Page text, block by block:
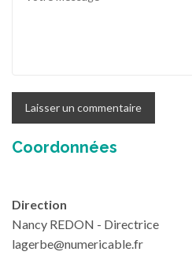
Coordonnées
Direction
Nancy REDON - Directrice
lagerbe@numericable.fr